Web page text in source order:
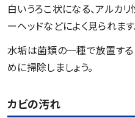
白いうろこ状になる、アルカ
ーヘッドなどによく見られます
水垢は菌類の一種で放置する
めに掃除しましょう。
カビの汚れ